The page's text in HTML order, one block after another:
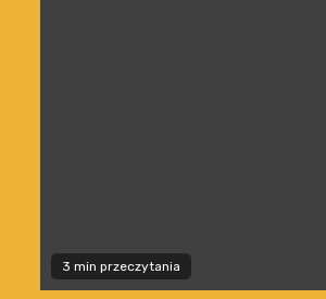
3 min przeczytania